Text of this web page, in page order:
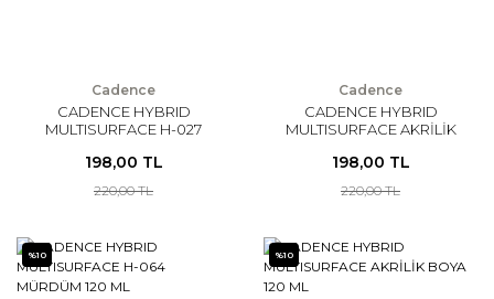
Cadence
CADENCE HYBRID
MULTISURFACE H-027
198,00 TL
220,00 TL
Cadence
CADENCE HYBRID
MULTISURFACE AKRİLİK
198,00 TL
220,00 TL
%10 %10